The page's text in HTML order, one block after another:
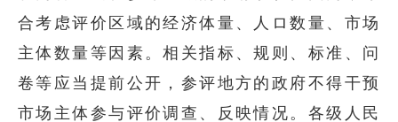
合考虑评价区域的经济体量、人ロ数量、市场
主体数量等因素。相关指标、规则、标准、问
卷等应当提前公开，参评地方的政府不得干预
市场主体参与评价调查、反映情况。各级人民